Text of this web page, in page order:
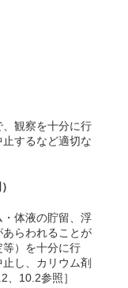
観察を十分に行
するなど適切な
体液の貯留、浮
らわれることが
）を十分に行
し、カリウム剤
、10.2参照］